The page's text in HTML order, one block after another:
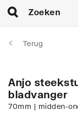
Terug
Anjo
bladvanger
70mm | midden-